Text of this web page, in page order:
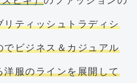
リティッシュトラディシ
ビジネス＆カジュアル
服のラインを展開して